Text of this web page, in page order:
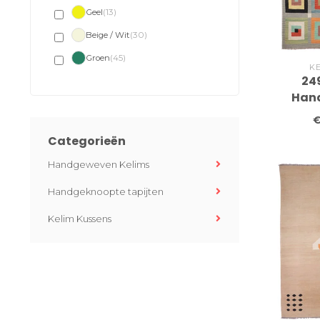
Geel(13)
Beige / Wit(30)
Groen(45)
Categorieën
Handgeweven Kelims
Handgeknoopte tapijten
Kelim Kussens